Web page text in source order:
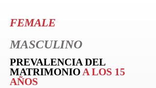
FEMALE
MASCULINO
PREVALENCIA DEL
MATRIMONIOA LOS 15
AÑOS